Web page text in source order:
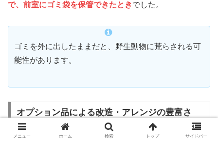
で、 前室にゴミ袋を保管できたときでした。
ゴミを外に出したままだと、野生動物に荒らされる可
能性があります。
オプション品による改造・アレンジの豊富さ
メニュー ホーム 検索 トップ サイドバー